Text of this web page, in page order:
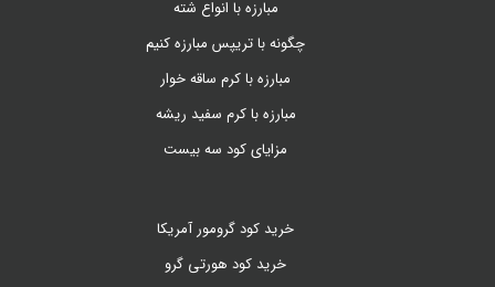
مبارزه با انواع شته
چگونه با تریپس مبارزه کنیم
مبارزه با کرم ساقه خوار
مبارزه با کرم سفید ریشه
مزایای کود سه بیست
خرید کود گرومور آمریکا
خرید کود هورتی گرو